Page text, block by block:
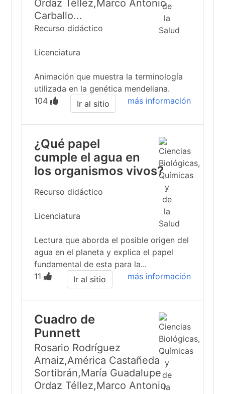
Ordaz Téllez,Marco Antonio
Carballo...
Recurso didáctico
Licenciatura
Animación que muestra la terminología
utilizada en la genética mendeliana.
104
más información
Ir al sitio
¿Qué papel
cumple el agua en
los organismos vivos?
Recurso didáctico
Licenciatura
Lectura que aborda el posible origen del
agua en el planeta y explica el papel
fundamental de esta para la...
11
más información
Ir al sitio
Cuadro de
Punnett
Rosario Rodríguez
Arnaiz,América Castañeda
Sortibrán,María Guadalupe
Ordaz Téllez,Marco Antonio